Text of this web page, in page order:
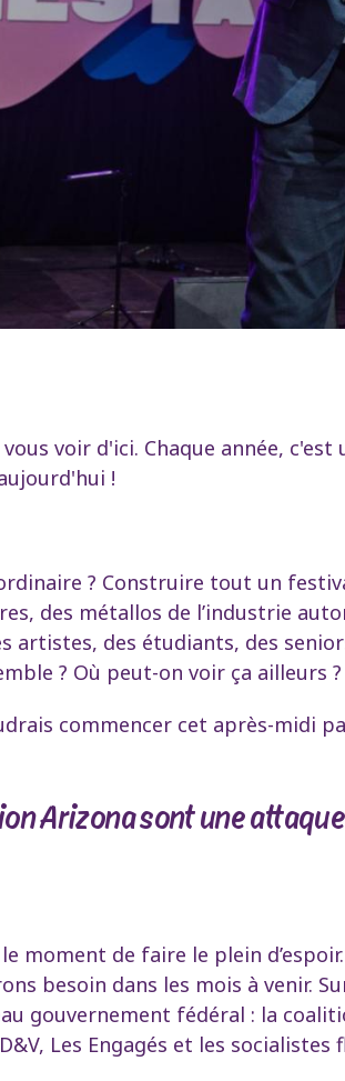
voir d'ici. Chaque année,
!
? Construire tout un
des métallos de l’industrie
artistes, des étudiants, des
? Où peut-on voir ça ailleurs
commencer cet après-midi
Arizona sont une
moment de faire le plein
besoin dans les mois à venir.
gouvernement fédéral : la
Les Engagés et les